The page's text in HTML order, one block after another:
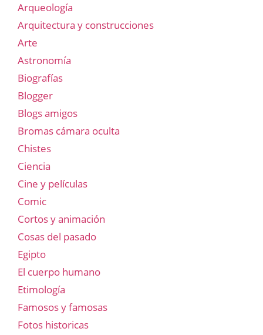
Arqueología
Arquitectura y construcciones
Arte
Astronomía
Biografías
Blogger
Blogs amigos
Bromas cámara oculta
Chistes
Ciencia
Cine y películas
Comic
Cortos y animación
Cosas del pasado
Egipto
El cuerpo humano
Etimología
Famosos y famosas
Fotos historicas